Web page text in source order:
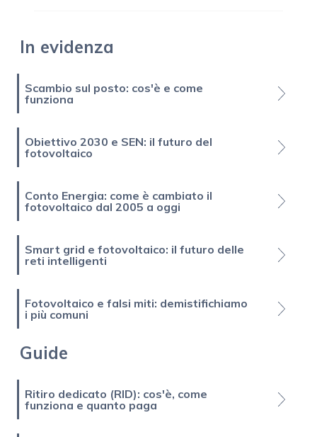
In evidenza
Scambio sul posto: cos'è e come
funziona
Obiettivo 2030 e SEN: il futuro del
fotovoltaico
Conto Energia: come è cambiato il
fotovoltaico dal 2005 a oggi
Smart grid e fotovoltaico: il futuro delle
reti intelligenti
Fotovoltaico e falsi miti: demistifichiamo
i più comuni
Guide
Ritiro dedicato (RID): cos'è, come
funziona e quanto paga